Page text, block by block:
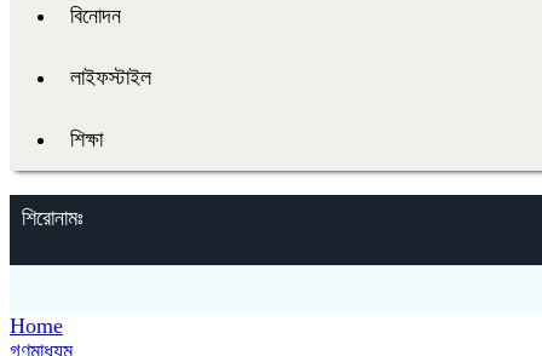
বিনোদন
লাইফস্টাইল
শিক্ষা
শিরোনামঃ
Home
গণমাধ্যম